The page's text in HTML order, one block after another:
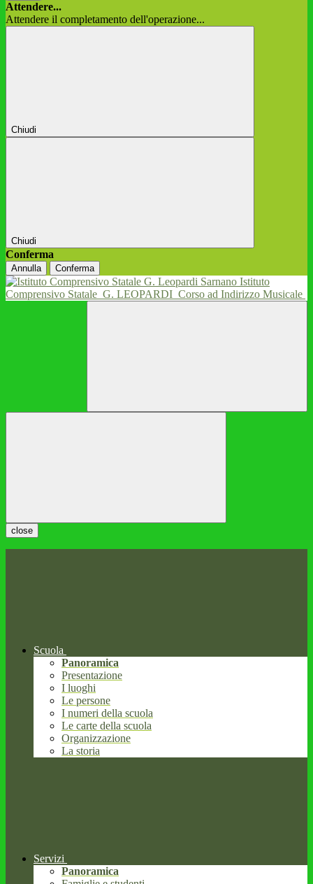
Attendere...
Attendere il completamento dell'operazione...
Chiudi
Chiudi
Conferma
Annulla Conferma
Istituto
Comprensivo Statale G. LEOPARDI Corso ad Indirizzo Musicale
close
Scuola
Panoramica
Presentazione
I luoghi
Le persone
I numeri della scuola
Le carte della scuola
Organizzazione
La storia
Servizi
Panoramica